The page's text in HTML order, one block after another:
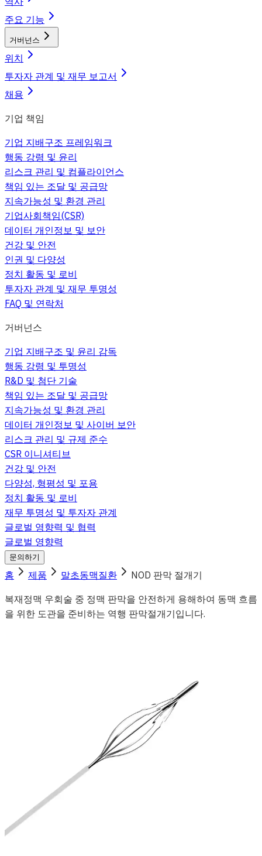
주요 기능
거버넌스
위치
투자자 관계 및 재무 보고서
채용
기업 책임
기업 지배구조 프레임워크
행동 강령 및 윤리
리스크 관리 및 컴플라이언스
책임 있는 조달 및 공급망
지속가능성 및 환경 관리
기업사회책임(CSR)
데이터 개인정보 및 보안
건강 및 안전
인권 및 다양성
정치 활동 및 로비
투자자 관계 및 재무 투명성
FAQ 및 연락처
거버넌스
기업 지배구조 및 윤리 감독
행동 강령 및 투명성
R&D 및 첨단 기술
책임 있는 조달 및 공급망
지속가능성 및 환경 관리
데이터 개인정보 및 사이버 보안
리스크 관리 및 규제 준수
CSR 이니셔티브
건강 및 안전
다양성, 형평성 및 포용
정치 활동 및 로비
재무 투명성 및 투자자 관계
글로벌 영향력 및 협력
글로벌 영향력
문의하기
홈 제품 말초동맥질환 NOD 판막 절개기
복재정맥 우회술 중 정맥 판막을 안전하게 용해하여 동맥 흐름
을 위한 도관을 준비하는 역행 판막절개기입니다.